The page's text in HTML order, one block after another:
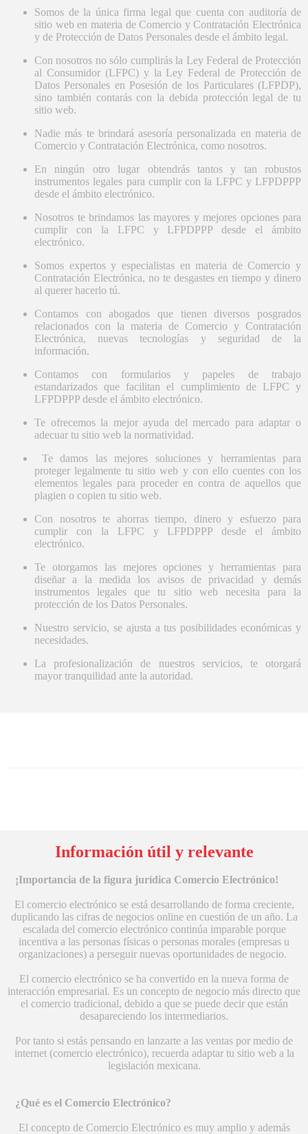
Somos de la única firma legal que cuenta con auditoría de
sitio web en materia de Comercio y Contratación Electrónica
y de Protección de Datos Personales desde el ámbito legal.
Con nosotros no sólo cumplirás la Ley Federal de Protección
al Consumidor (LFPC) y la Ley Federal de Protección de
Datos Personales en Posesión de los Particulares (LFPDP),
sino también contarás con la debida protección legal de tu
sitio web.
Nadie más te brindará asesoría personalizada en materia de
Comercio y Contratación Electrónica, como nosotros.
En ningún otro lugar obtendrás tantos y tan robustos
instrumentos legales para cumplir con la LFPC y LFPDPPP
desde el ámbito electrónico.
Nosotros te brindamos las mayores y mejores opciones para
cumplir con la LFPC y LFPDPPP desde el ámbito
electrónico.
Somos expertos y especialistas en materia de Comercio y
Contratación Electrónica, no te desgastes en tiempo y dinero
al querer hacerlo tú.
Contamos con abogados que tienen diversos posgrados
relacionados con la materia de Comercio y Contratación
Electrónica, nuevas tecnologías y seguridad de la
información.
Contamos con formularios y papeles de trabajo
estandarizados que facilitan el cumplimiento de LFPC y
LFPDPPP desde el ámbito electrónico.
Te ofrecemos la mejor ayuda del mercado para adaptar o
adecuar tu sitio web la normatividad.
Te damos las mejores soluciones y herramientas para
proteger legalmente tu sitio web y con ello cuentes con los
elementos legales para proceder en contra de aquellos que
plagien o copien tu sitio web.
Con nosotros te ahorras tiempo, dinero y esfuerzo para
cumplir con la LFPC y LFPDPPP desde el ámbito
electrónico.
Te otorgamos las mejores opciones y herramientas para
diseñar a la medida los avisos de privacidad y demás
instrumentos legales que tu sitio web necesita para la
protección de los Datos Personales.
Nuestro servicio, se ajusta a tus posibilidades económicas y
necesidades.
La profesionalización de nuestros servicios, te otorgará
mayor tranquilidad ante la autoridad.
Información útil y relevante
¡Importancia de la figura jurídica Comercio Electrónico!
El comercio electrónico se está desarrollando de forma creciente,
duplicando las cifras de negocios online en cuestión de un año. La
escalada del comercio electrónico continúa imparable porque
incentiva a las personas físicas o personas morales (empresas u
organizaciones) a perseguir nuevas oportunidades de negocio.
El comercio electrónico se ha convertido en la nueva forma de
interacción empresarial. Es un concepto de negocio más directo que
el comercio tradicional, debido a que se puede decir que están
desapareciendo los intermediarios.
Por tanto si estás pensando en lanzarte a las ventas por medio de
internet (comercio electrónico), recuerda adaptar tu sitio web a la
legislación mexicana.
¿Qué es el Comercio Electrónico?
El concepto de Comercio Electrónico es muy amplio y además